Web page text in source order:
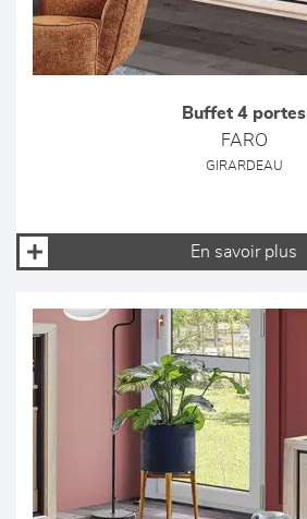
Buffet 4 portes
FARO
GIRARDEAU
En savoir plus